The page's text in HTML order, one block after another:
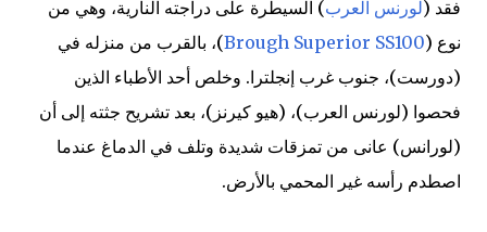
فقد (لورنس العرب) السيطرة على دراجته النارية، وهي من
نوع (Brough Superior SS100)، بالقرب من منزله في
(دورست)، جنوب غرب إنجلترا. وخلص أحد الأطباء الذين
فحصوا (لورنس العرب)، (هيو كيرنز)، بعد تشريح جثته إلى أن
(لورانس) عانى من تمزقات شديدة وتلف في الدماغ عندما
اصطدم رأسه غير المحمي بالأرض.